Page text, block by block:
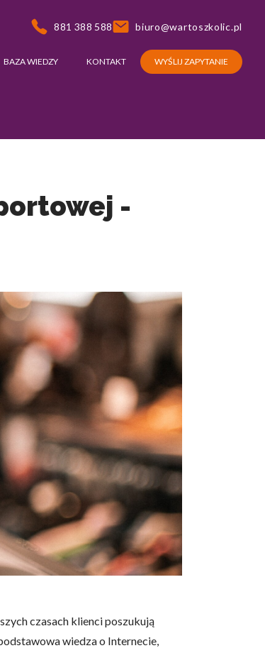
881 388 588 biuro@wartoszkolic.pl
BAZA WIEDZY KONTAKT WYŚLIJ ZAPYTANIE
-
czasach klienci poszukują
wiedza o Internecie,